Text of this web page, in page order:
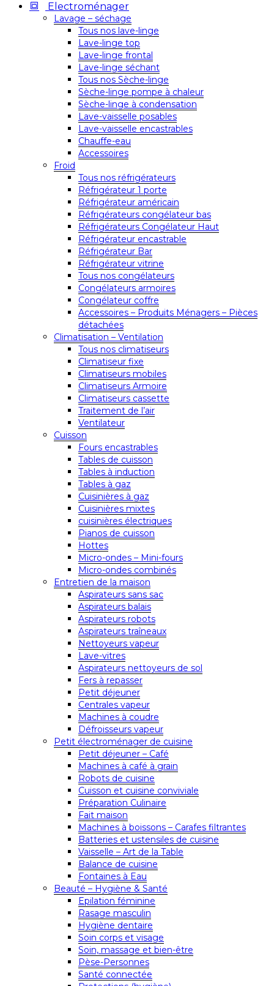
Electroménager
Lavage – séchage
Tous nos lave-linge
Lave-linge top
Lave-linge frontal
Lave-linge séchant
Tous nos Sèche-linge
Sèche-linge pompe à chaleur
Sèche-linge à condensation
Lave-vaisselle posables
Lave-vaisselle encastrables
Chauffe-eau
Accessoires
Froid
Tous nos réfrigérateurs
Réfrigérateur 1 porte
Réfrigérateur américain
Réfrigérateurs congélateur bas
Réfrigérateurs Congélateur Haut
Réfrigérateur encastrable
Réfrigérateur Bar
Réfrigérateur vitrine
Tous nos congélateurs
Congélateurs armoires
Congélateur coffre
Accessoires – Produits Ménagers – Pièces
détachées
Climatisation – Ventilation
Tous nos climatiseurs
Climatiseur fixe
Climatiseurs mobiles
Climatiseurs Armoire
Climatiseurs cassette
Traitement de l’air
Ventilateur
Cuisson
Fours encastrables
Tables de cuisson
Tables à induction
Tables à gaz
Cuisinières à gaz
Cuisinières mixtes
cuisinières électriques
Pianos de cuisson
Hottes
Micro-ondes – Mini-fours
Micro-ondes combinés
Entretien de la maison
Aspirateurs sans sac
Aspirateurs balais
Aspirateurs robots
Aspirateurs traîneaux
Nettoyeurs vapeur
Lave-vitres
Aspirateurs nettoyeurs de sol
Fers à repasser
Petit déjeuner
Centrales vapeur
Machines à coudre
Défroisseurs vapeur
Petit électroménager de cuisine
Petit déjeuner – Café
Machines à café à grain
Robots de cuisine
Cuisson et cuisine conviviale
Préparation Culinaire
Fait maison
Machines à boissons – Carafes filtrantes
Batteries et ustensiles de cuisine
Vaisselle – Art de la Table
Balance de cuisine
Fontaines à Eau
Beauté – Hygiène & Santé
Epilation féminine
Rasage masculin
Hygiène dentaire
Soin corps et visage
Soin, massage et bien-être
Pèse-Personnes
Santé connectée